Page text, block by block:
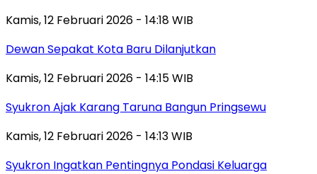
Kamis, 12 Februari 2026 - 14:18 WIB
Dewan Sepakat Kota Baru Dilanjutkan
Kamis, 12 Februari 2026 - 14:15 WIB
Syukron Ajak Karang Taruna Bangun Pringsewu
Kamis, 12 Februari 2026 - 14:13 WIB
Syukron Ingatkan Pentingnya Pondasi Keluarga